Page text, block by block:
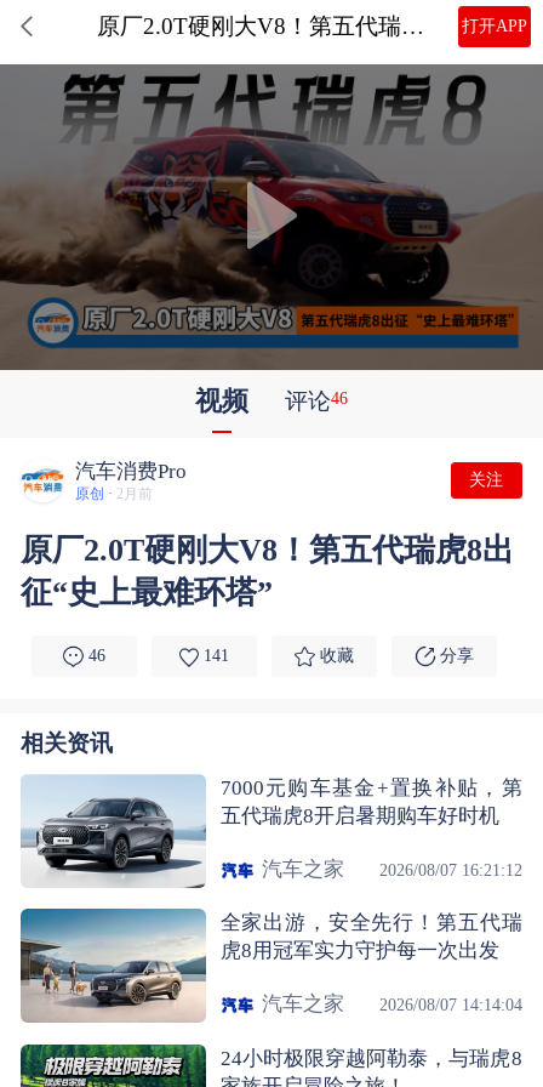
原厂2.0T硬刚大V8！第五代瑞虎8出征“史上最难环塔” 打开APP
视频 评论46
汽车消费Pro
原创 · 2月前
关注
原厂2.0T硬刚大V8！第五代瑞虎8出
征“史上最难环塔”
46 141 收藏 分享
相关资讯
7000元购车基金+置换补贴，第
五代瑞虎8开启暑期购车好时机
汽车之家 2026/08/07 16:21:12
全家出游，安全先行！第五代瑞
虎8用冠军实力守护每一次出发
汽车之家 2026/08/07 14:14:04
24小时极限穿越阿勒泰，与瑞虎8